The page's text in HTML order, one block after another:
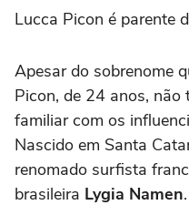
Lucca Picon é parente
Apesar do sobrenome
Picon, de 24 anos,
familiar com os
Nascido em Santa
renomado surfista
brasileira Lygia Namen.